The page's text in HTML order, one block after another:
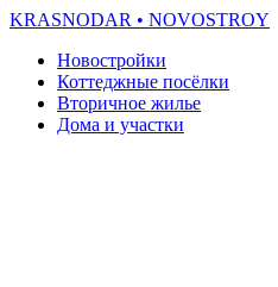
KRASNODAR • NOVOSTROY
Новостройки
Коттеджные посёлки
Вторичное жилье
Дома и участки